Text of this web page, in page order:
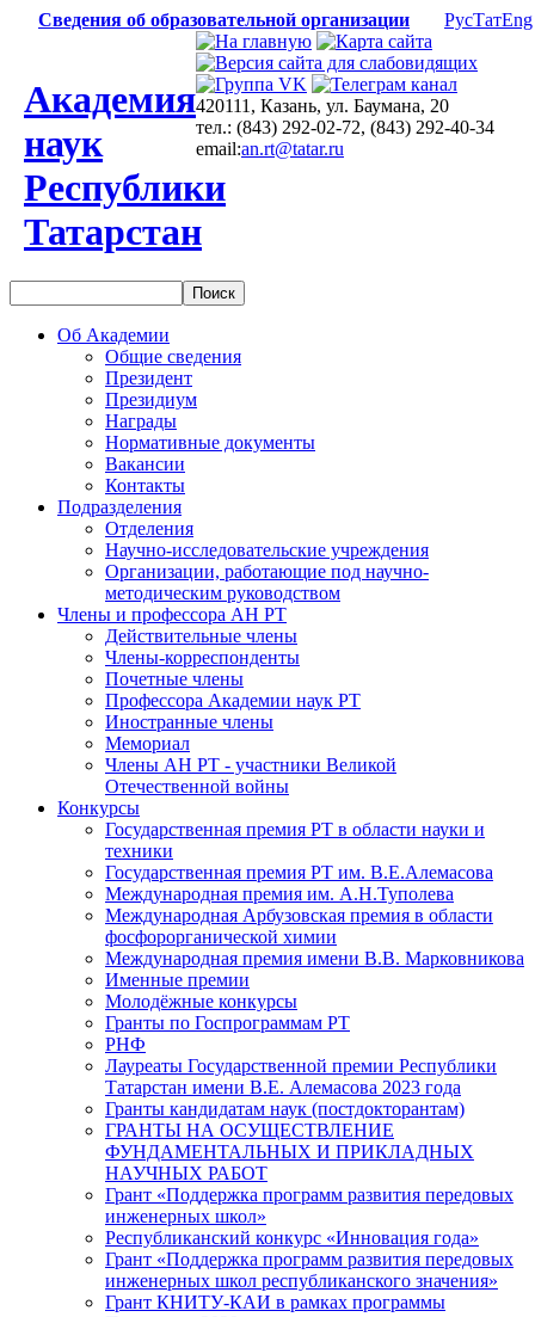
Сведения об образовательной организации РусТатEng
Академия
наук
Республики
Татарстан
420111, Казань, ул. Баумана, 20
тел.: (843) 292-02-72, (843) 292-40-34
email:an.rt@tatar.ru
Об Академии
Общие сведения
Президент
Президиум
Награды
Нормативные документы
Вакансии
Контакты
Подразделения
Отделения
Научно-исследовательские учреждения
Организации, работающие под научно-
методическим руководством
Члены и профессора АН РТ
Действительные члены
Члены-корреспонденты
Почетные члены
Профессора Академии наук РТ
Иностранные члены
Мемориал
Члены АН РТ - участники Великой
Отечественной войны
Конкурсы
Государственная премия РТ в области науки и
техники
Государственная премия РТ им. В.Е.Алемасова
Международная премия им. А.Н.Туполева
Международная Арбузовская премия в области
фосфорорганической химии
Международная премия имени В.В. Марковникова
Именные премии
Молодёжные конкурсы
Гранты по Госпрограммам РТ
РНФ
Лауреаты Государственной премии Республики
Татарстан имени В.Е. Алемасова 2023 года
Гранты кандидатам наук (постдокторантам)
ГРАНТЫ НА ОСУЩЕСТВЛЕНИЕ
ФУНДАМЕНТАЛЬНЫХ И ПРИКЛАДНЫХ
НАУЧНЫХ РАБОТ
Грант «Поддержка программ развития передовых
инженерных школ»
Республиканский конкурс «Инновация года»
Грант «Поддержка программ развития передовых
инженерных школ республиканского значения»
Грант КНИТУ-КАИ в рамках программы